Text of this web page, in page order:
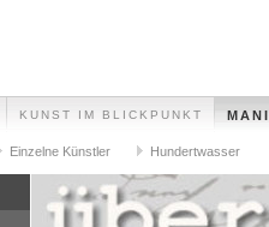
KUNST IM BLICKPUNKT
Einzelne Künstler Hundertwasser